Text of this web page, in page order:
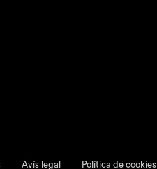
Avís legal Política de cookies